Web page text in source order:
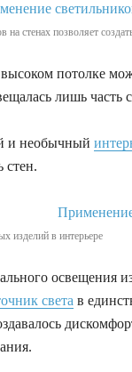
на стенах позволяет
потолке
лишь
и необычный
стен.
изделий в интерьере
освещения
света в